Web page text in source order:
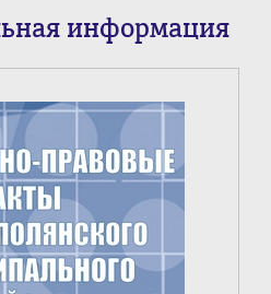
информация